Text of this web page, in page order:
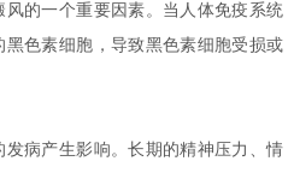
的一个重要因素。当人体免疫系统
色素细胞，导致黑色素细胞受损或
病产生影响。长期的精神压力、情